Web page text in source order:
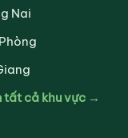
Nai
tất cả khu vực →